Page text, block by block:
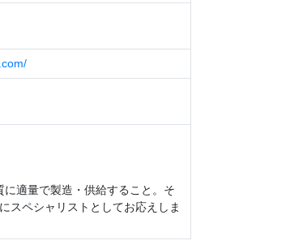
適量で製造・供給すること。そ
スペシャリストとしてお応えしま